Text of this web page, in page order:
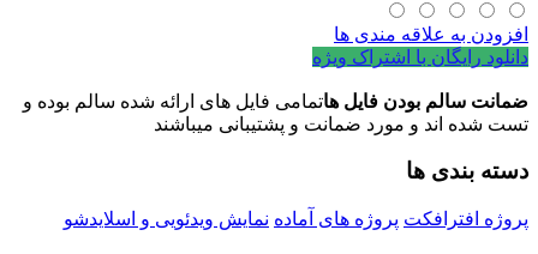
افزودن به علاقه مندی ها
دانلود رایگان با اشتراک ویژه
ضمانت سالم بودن فایل هاتمامی فایل های ارائه شده سالم بوده و
تست شده اند و مورد ضمانت و پشتیبانی میباشند
دسته بندی ها
پروژه افترافکت پروژه های آماده نمایش ویدئویی و اسلایدشو